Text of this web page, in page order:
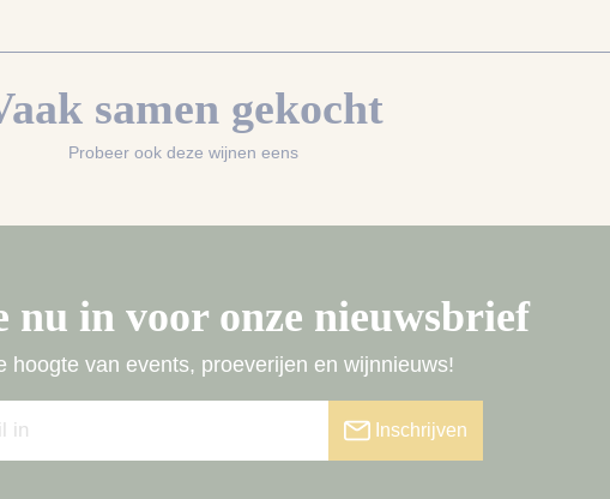
samen gekocht
Probeer ook deze wijnen eens
nu in voor onze nieuwsbrief
hoogte van events, proeverijen en wijnnieuws!
Inschrijven